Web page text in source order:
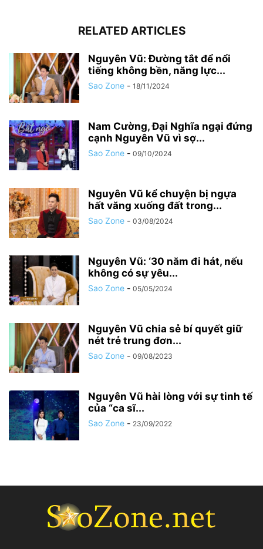
RELATED ARTICLES
Nguyên Vũ: Đường tắt để nổi
tiếng không bền, năng lực...
Sao Zone - 18/11/2024
Nam Cường, Đại Nghĩa ngại đứng
cạnh Nguyên Vũ vì sợ...
Sao Zone - 09/10/2024
Nguyên Vũ kể chuyện bị ngựa
hất văng xuống đất trong...
Sao Zone - 03/08/2024
Nguyên Vũ: ‘30 năm đi hát, nếu
không có sự yêu...
Sao Zone - 05/05/2024
Nguyên Vũ chia sẻ bí quyết giữ
nét trẻ trung đơn...
Sao Zone - 09/08/2023
Nguyên Vũ hài lòng với sự tinh tế
của “ca sĩ...
Sao Zone - 23/09/2022